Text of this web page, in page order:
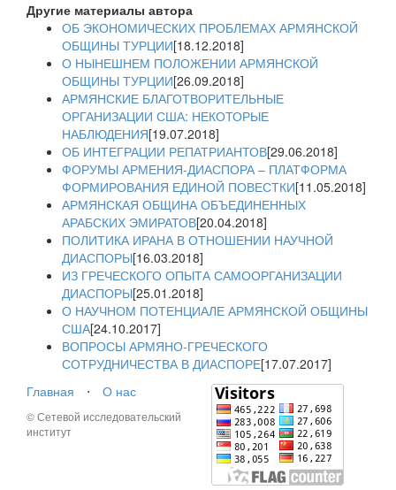
Другие материалы автора
ОБ ЭКОНОМИЧЕСКИХ ПРОБЛЕМАХ АРМЯНСКОЙ
ОБЩИНЫ ТУРЦИИ[18.12.2018]
О НЫНЕШНЕМ ПОЛОЖЕНИИ АРМЯНСКОЙ
ОБЩИНЫ ТУРЦИИ[26.09.2018]
АРМЯНСКИЕ БЛАГОТВОРИТЕЛЬНЫЕ
ОРГАНИЗАЦИИ США: НЕКОТОРЫЕ
НАБЛЮДЕНИЯ[19.07.2018]
ОБ ИНТЕГРАЦИИ РЕПАТРИАНТОВ[29.06.2018]
ФОРУМЫ АРМЕНИЯ-ДИАСПОРА – ПЛАТФОРМА
ФОРМИРОВАНИЯ ЕДИНОЙ ПОВЕСТКИ[11.05.2018]
АРМЯНСКАЯ ОБЩИНА ОБЪЕДИНЕННЫХ
АРАБСКИХ ЭМИРАТОВ[20.04.2018]
ПОЛИТИКА ИРАНА В ОТНОШЕНИИ НАУЧНОЙ
ДИАСПОРЫ[16.03.2018]
ИЗ ГРЕЧЕСКОГО ОПЫТА САМООРГАНИЗАЦИИ
ДИАСПОРЫ[25.01.2018]
О НАУЧНОМ ПОТЕНЦИАЛЕ АРМЯНСКОЙ ОБЩИНЫ
США[24.10.2017]
ВОПРОСЫ АРМЯНО-ГРЕЧЕСКОГО
СОТРУДНИЧЕСТВА В ДИАСПОРЕ[17.07.2017]
Главная
⋅ О нас
© Сетевой исследовательский
институт